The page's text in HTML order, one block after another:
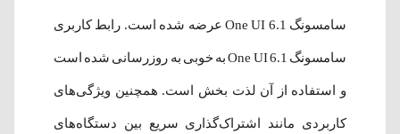
سامسونگ One UI 6.1 عرضه شده است. رابط کاربری
سامسونگ One UI 6.1 به خوبی به روزرسانی شده است
و استفاده از آن لذت بخش است. همچنین ویژگی‌‌های
کاربردی مانند اشتراک‌گذاری سریع بین دستگاه‌های